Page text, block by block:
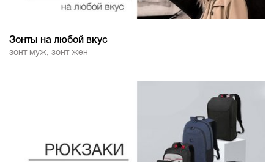
Зонты на любой вкус
зонт муж, зонт жен